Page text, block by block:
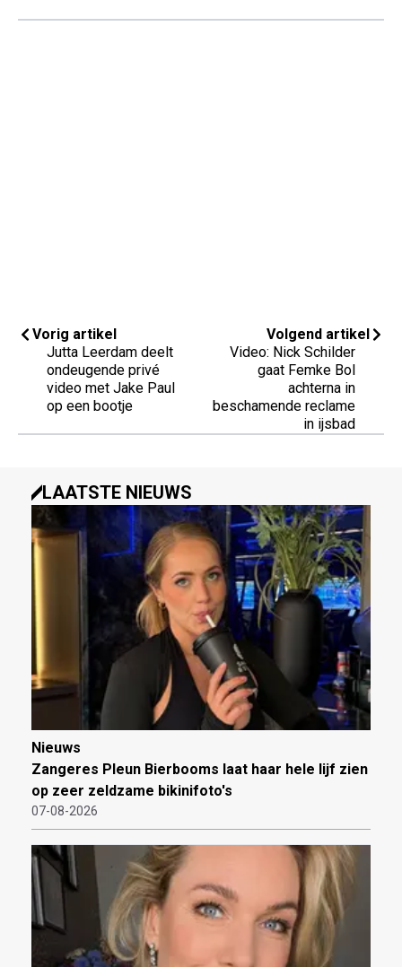
Vorig artikel
Jutta Leerdam deelt
ondeugende privé
video met Jake Paul
op een bootje
Volgend artikel
Video: Nick Schilder
gaat Femke Bol
achterna in
beschamende reclame
in ijsbad
LAATSTE NIEUWS
Nieuws
Zangeres Pleun Bierbooms laat haar hele lijf zien
op zeer zeldzame bikinifoto's
07-08-2026